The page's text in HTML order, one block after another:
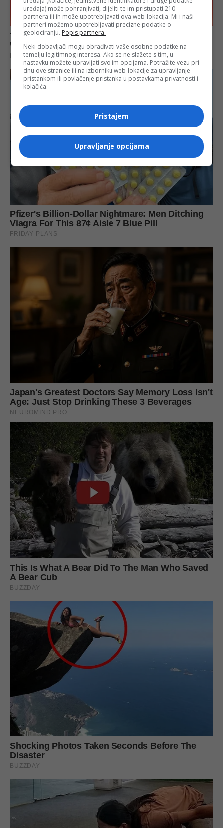
uređaja) može pohranjivati, dijeliti te im pristupati 210
partnera ili ih može upotrebljavati ova web-lokacija. Mi i naši
partneri možemo upotrebljavati precizne podatke o
geolociranju. Popis partnera.
Neki dobavljači mogu obrađivati vaše osobne podatke na
temelju legitimnog interesa. Ako se ne slažete s tim, u
nastavku možete upravljati svojim opcijama. Potražite vezu pri
dnu ove stranice ili na izborniku web-lokacije za upravljanje
pristankom ili povlačenje pristanka u postavkama privatnosti i
kolačića.
Pristajem
Upravljanje opcijama